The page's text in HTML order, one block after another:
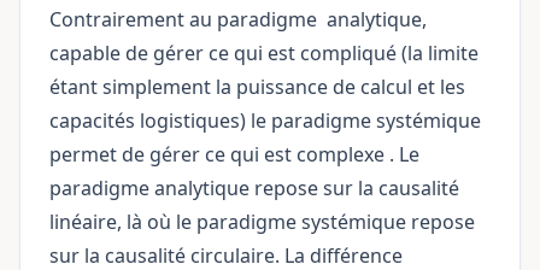
Contrairement au paradigme analytique,
capable de gérer ce qui est compliqué (la limite
étant simplement la puissance de calcul et les
capacités logistiques) le paradigme systémique
permet de gérer ce qui est complexe . Le
paradigme analytique repose sur la causalité
linéaire, là où le paradigme systémique repose
sur la causalité circulaire. La différence